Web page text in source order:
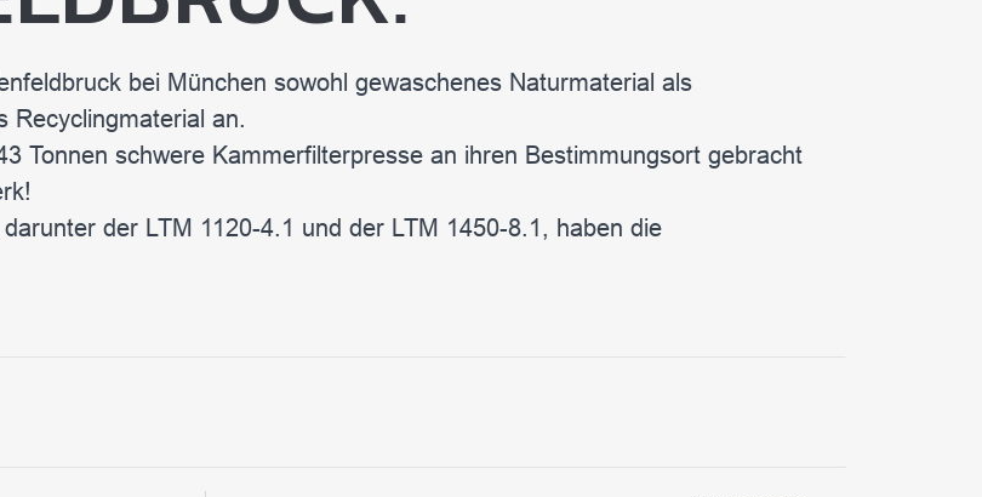
bei München sowohl gewaschenes Naturmaterial als
Recyclingmaterial an.
Tonnen schwere Kammerfilterpresse an ihren Bestimmungsort gebracht
der LTM 1120-4.1 und der LTM 1450-8.1, haben die